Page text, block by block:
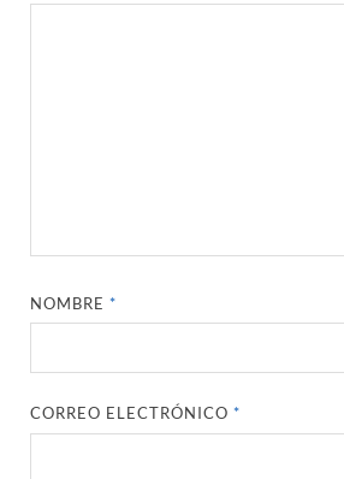
NOMBRE*
CORREO ELECTRÓNICO*